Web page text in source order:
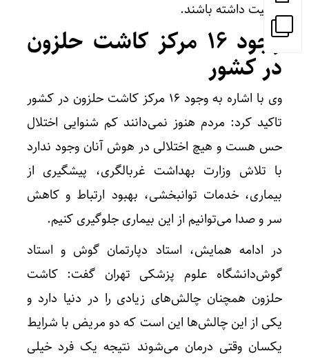
فعالیت داشته باشند.
وجود ۱۶ مرکز کاشت حلزون
در کشور
وی با اشاره به وجود ۱۶ مرکز کاشت حلزون در کشور
تاکید کرد: مردم هنوز نمی‌دانند کم شنوایی اختلال
حس هست و هیچ اختلالی در هوش آنان وجود ندارد
با تلاش وزارت بهداشت غربالگری، پیشگیری از
بیماری، خدمات توانبخشی، بهبود ارتباط و کاهش
سر و صدا می‌توانیم از این بیماری جلوگیری کنیم.
در ادامه همایش، استاد دپارتمان گوش و استاد
گوش‌دانشگاه علوم پزشکی تهران گفت: کاشت
حلزون همچنان چالش‌های زیادی را در دنیا دارد و
یکی از این چالش‌ها این است که دو مریض با شرایط
یکسان وقتی درمان می‌شوند نتیجه یک فرد خیلی